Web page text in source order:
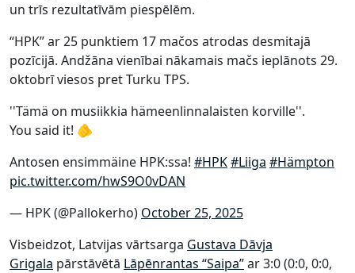
un trīs rezultatīvām piespēlēm.
“HPK” ar 25 punktiem 17 mačos atrodas desmitajā
pozīcijā. Andžāna vienībai nākamais mačs ieplānots 29.
oktobrī viesos pret Turku TPS.
''Tämä on musiikkia hämeenlinnalaisten korville''.
You said it! 🫵
Antosen ensimmäine HPK:ssa! #HPK#Liiga #Hämpton
pic.twitter.com/hwS9O0vDAN
— HPK (@Pallokerho) October 25, 2025
Visbeidzot, Latvijas vārtsarga Gustava Dāvja
Grigala pārstāvētā Lāpēnrantas “Saipa”ar 3:0 (0:0, 0:0,